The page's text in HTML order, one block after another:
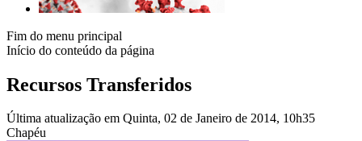
Fim do menu principal
Início do conteúdo da página
Recursos Transferidos
Última atualização em Quinta, 02 de Janeiro de 2014, 10h35
Chapéu